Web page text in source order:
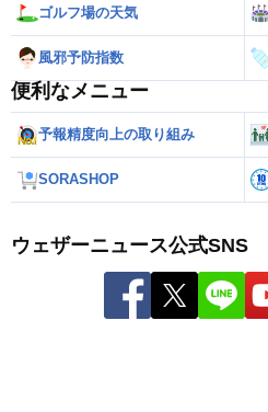
ゴルフ場の天気
風邪予防指数
便利なメニュー
予報精度向上の取り組み
SORASHOP
ウェザーニュース公式SNS